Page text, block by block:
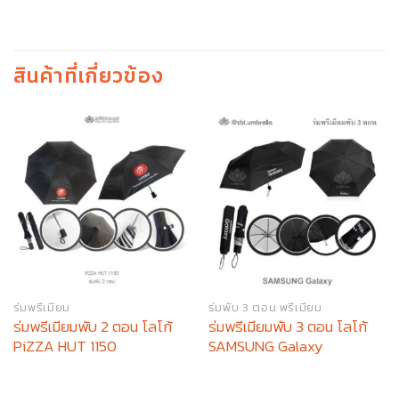
สินค้าที่เกี่ยวข้อง
ร่มพรีเมียม
ร่มพรีเมียมพับ 2 ตอน โลโก้
PiZZA HUT 1150
ร่มพับ 3 ตอน พรีเมียม
ร่มพรีเมียมพับ 3 ตอน โลโก้
SAMSUNG Galaxy